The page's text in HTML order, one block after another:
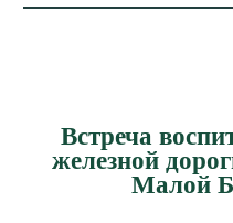
Встреча
железной
Малой